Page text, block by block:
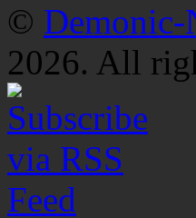
© Demonic-
2026. All